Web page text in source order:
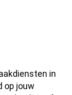
in
op jouw